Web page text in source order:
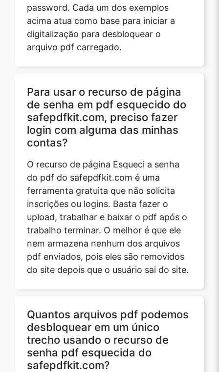
password. Cada um dos exemplos
acima atua como base para iniciar a
digitalização para desbloquear o
arquivo pdf carregado.
Para usar o recurso de página
de senha em pdf esquecido do
safepdfkit.com, preciso fazer
login com alguma das minhas
contas?
O recurso de página Esqueci a senha
do pdf do safepdfkit.com é uma
ferramenta gratuita que não solicita
inscrições ou logins. Basta fazer o
upload, trabalhar e baixar o pdf após o
trabalho terminar. O melhor é que ele
nem armazena nenhum dos arquivos
pdf enviados, pois eles são removidos
do site depois que o usuário sai do site.
Quantos arquivos pdf podemos
desbloquear em um único
trecho usando o recurso de
senha pdf esquecida do
safepdfkit.com?